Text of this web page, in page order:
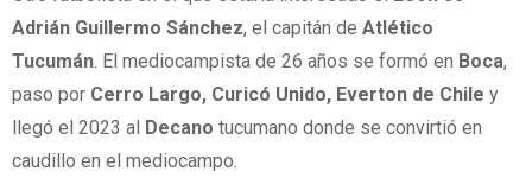
Adrián Guillermo Sánchez, el capitán de Atlético
Tucumán . El mediocampista de 26 años se formó en Boca,
paso por Cerro Largo, Curicó Unido, Everton de Chile y
llegó el 2023 al Decano tucumano donde se convirtió en
caudillo en el mediocampo.